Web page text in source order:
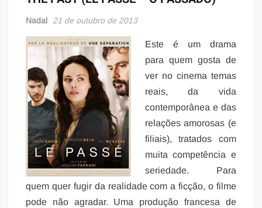
Nadal 21 de outubro de 2013
Este é um drama
para quem gosta de
ver no cinema temas
reais, da vida
contemporânea e das
relações amorosas (e
filiais), tratados com
muita competência e
seriedade. Para
quem quer fugir da realidade com a ficção, o filme
pode não agradar. Uma produção francesa de